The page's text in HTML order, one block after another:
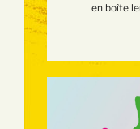
en boîte